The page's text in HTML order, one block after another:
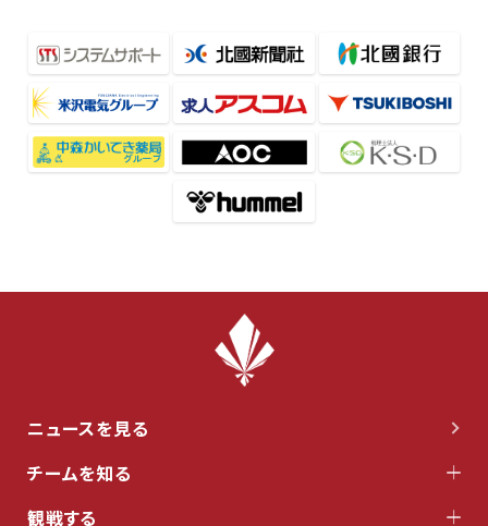
ニュースを見る
チームを知る
観戦する